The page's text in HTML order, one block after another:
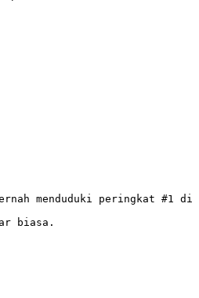
menduduki peringkat #1
biasa.